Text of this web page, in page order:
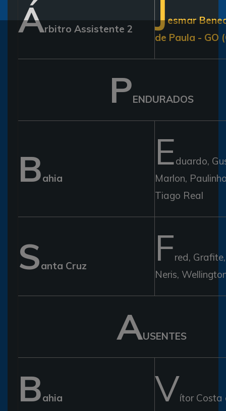
Árbitro Assistente 2 J esmar
de Paula - GO
PENDURADOS
Bahia
Eduardo,
Marlon,
Tiago Real
Santa Cruz Fred,
Neris,
AUSENTES
Bahia Vítor Costa